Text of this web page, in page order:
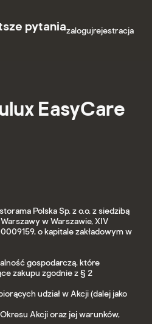
pytaniazalogujrejestracja
EasyCare
Polska Sp. z o.o. z siedzibą
w Warszawie, XIV
o kapitale zakładowym w
gospodarczą, które
zakupu zgodnie z § 2
udział w Akcji (dalej jako
Akcji oraz jej warunków,